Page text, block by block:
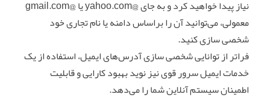
نیاز پیدا خواهید کرد و به جای @yahoo.com یا @gmail.com
معمولی، می‌توانید آن را براساس دامنه یا نام تجاری خود
شخصی سازی کنید.
فراتر از توانایی شخصی سازی آدرس‌های ایمیل، استفاده از یک
خدمات ایمیل سرور قوی نیز نوید بهبود کارایی و قابلیت
اطمینان سیستم آنلاین شما را می‌دهد.